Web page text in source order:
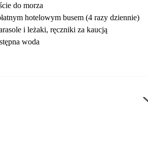
do morza
hotelowym busem (4 razy dziennie)
i leżaki, ręczniki za kaucją
woda